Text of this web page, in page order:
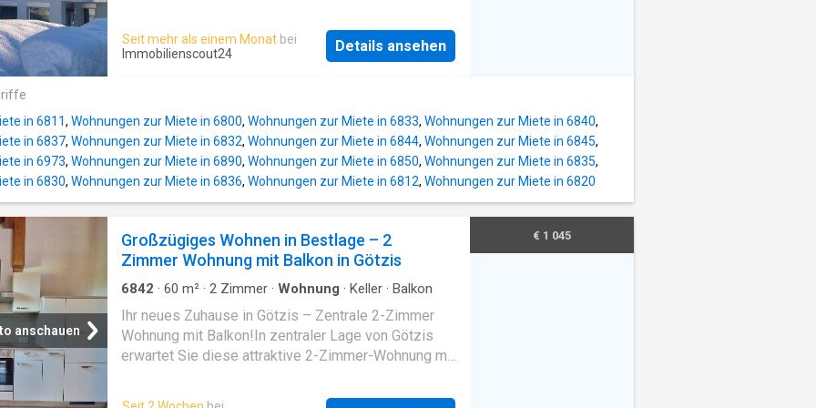
Einkaufsmöglichkeiten, Bäckereien,
Gastronomiebetriebe sowie Banken und Apotheken
unmittelbarer Umgebung und laden zu sportlichen
Aktivitäten sowie Spaziergängen im Grünen ein. Die
öffentliche V
gelegen. Bahnhof und Bus sind in wenigen Minuten
erreichbar. Es ist ein Parkplatz der Wohnung
Balkon umlaufend Badezimmer/WC AR Der
Gesamtmietzins setzt sich wie folgt zusammen:
EUR 1.430,0000 EUR Gesamtmietzins inklusive
Betriebskosten EUR 1.110,00 Miete Wohnung Brutto
EUR 40,00 Parkplatz Brutto EUR 320,00
Brutto Monatsmieten Keine Maklergebühren ab Juli
2026 Ansprechpartner: Frau Ruff, bitte per E-mail
Kontakt aufnehmen betreffend Besichtigungstermin.
Die Wohnung ist derzeit noch bewohnt
Seit mehr als einem Monat bei
Immobilienscout24
Details ansehen
in 6811, Wohnungen zur Miete in 6800, Wohnungen zur Miete in 6833, Wohnungen zur Miete in 6840,
in 6837, Wohnungen zur Miete in 6832, Wohnungen zur Miete in 6844, Wohnungen zur Miete in 6845,
in 6973, Wohnungen zur Miete in 6890, Wohnungen zur Miete in 6850, Wohnungen zur Miete in 6835,
in 6830, Wohnungen zur Miete in 6836, Wohnungen zur Miete in 6812, Wohnungen zur Miete in 6820
anschauen
Großzügiges Wohnen in Bestlage – 2
Zimmer Wohnung mit Balkon in Götzis
6842 · 60 m² · 2 Zimmer · Wohnung · Keller · Balkon
Ihr neues Zuhause in Götzis – Zentrale 2-Zimmer
Wohnung mit Balkon!In zentraler Lage von Götzis
erwartet Sie diese attraktive 2-Zimmer-Wohnung mit
vereint. Auf einer durchdacht gestalteten Wohnfläche
€ 1 045